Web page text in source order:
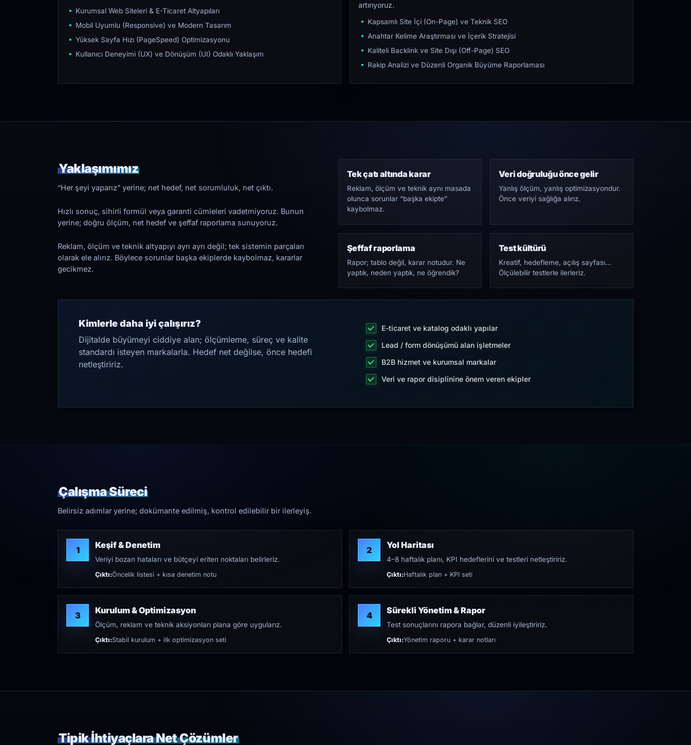
Kurumsal Web Siteleri & E-Ticaret Altyapıları
Mobil Uyumlu (Responsive) ve Modern Tasarım
Yüksek Sayfa Hızı (PageSpeed) Optimizasyonu
Kullanıcı Deneyimi (UX) ve Dönüşüm (UI) Odaklı Yaklaşım
artırıyoruz.
Kapsamlı Site İçi (On-Page) ve Teknik SEO
Anahtar Kelime Araştırması ve İçerik Stratejisi
Kaliteli Backlink ve Site Dışı (Off-Page) SEO
Rakip Analizi ve Düzenli Organik Büyüme Raporlaması
Yaklaşımımız
“Her şeyi yaparız” yerine; net hedef, net sorumluluk, net çıktı.
Hızlı sonuç, sihirli formül veya garanti cümleleri vadetmiyoruz. Bunun
yerine; doğru ölçüm, net hedef ve şeffaf raporlama sunuyoruz.
Reklam, ölçüm ve teknik altyapıyı ayrı ayrı değil; tek sistemin parçaları
olarak ele alırız. Böylece sorunlar başka ekiplerde kaybolmaz, kararlar
gecikmez.
Tek çatı altında karar
Reklam, ölçüm ve teknik aynı masada
olunca sorunlar “başka ekipte”
kaybolmaz.
Veri doğruluğu önce gelir
Yanlış ölçüm, yanlış optimizasyondur.
Önce veriyi sağlığa alırız.
Şeffaf raporlama
Rapor; tablo değil, karar notudur. Ne
yaptık, neden yaptık, ne öğrendik?
Test kültürü
Kreatif, hedefleme, açılış sayfası…
Ölçülebilir testlerle ilerleriz.
Kimlerle daha iyi çalışırız?
Dijitalde büyümeyi ciddiye alan; ölçümleme, süreç ve kalite
standardı isteyen markalarla. Hedef net değilse, önce hedefi
netleştiririz.
E-ticaret ve katalog odaklı yapılar
Lead / form dönüşümü alan işletmeler
B2B hizmet ve kurumsal markalar
Veri ve rapor disiplinine önem veren ekipler
Çalışma Süreci
Belirsiz adımlar yerine; dokümante edilmiş, kontrol edilebilir bir ilerleyiş.
1 Keşif & Denetim
Veriyi bozan hataları ve bütçeyi eriten noktaları belirleriz.
Çıktı:Öncelik listesi + kısa denetim notu
2 Yol Haritası
4–8 haftalık planı, KPI hedeflerini ve testleri netleştiririz.
Çıktı:Haftalık plan + KPI seti
3 Kurulum & Optimizasyon
Ölçüm, reklam ve teknik aksiyonları plana göre uygularız.
Çıktı:Stabil kurulum + ilk optimizasyon seti
4 Sürekli Yönetim & Rapor
Test sonuçlarını rapora bağlar, düzenli iyileştiririz.
Çıktı:Yönetim raporu + karar notları
Tipik İhtiyaçlara Net Çözümler